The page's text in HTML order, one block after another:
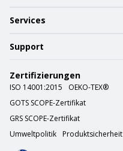
Services
Support
Zertifizierungen
ISO 14001:2015
OEKO-TEX®
GOTS SCOPE-Zertifikat
GRS SCOPE-Zertifikat
Umweltpolitik
Produktsicherheit